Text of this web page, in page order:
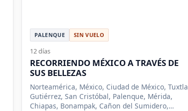
PALENQUE SIN VUELO
12 días
RECORRIENDO MÉXICO A TRAVÉS DE
SUS BELLEZAS
Norteamérica, México, Ciudad de México, Tuxtla
Gutiérrez, San Cristóbal, Palenque, Mérida,
Chiapas, Bonampak, Cañon del Sumidero,